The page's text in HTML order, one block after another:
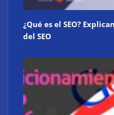
¿Qué es el SEO?
del SEO